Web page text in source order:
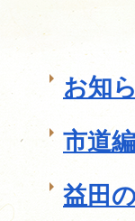
お知
市道
益田